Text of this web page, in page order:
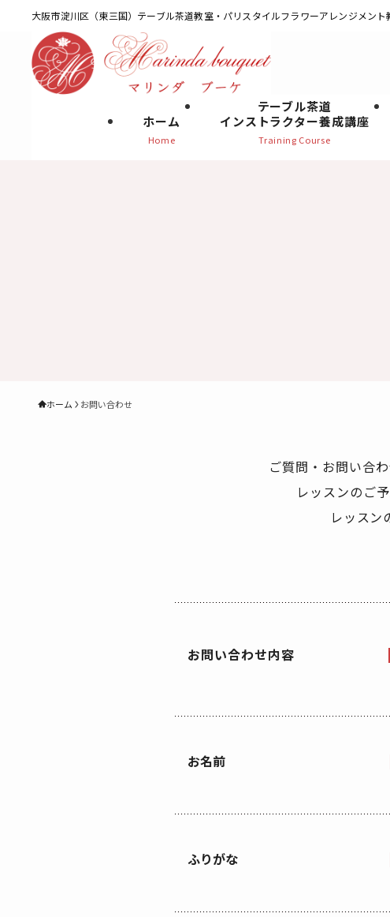
大阪市淀川区（東三国）テーブル茶道教室・パリスタイルフラワーアレンジメント
ホーム
テーブル茶道
インストラクター養成講座
ホーム お問い合わせ
ご質問・お問い合
レッスンのご
レッスン
お問い合わせ内容
お名前
ふりがな